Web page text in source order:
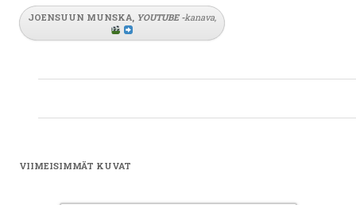
JOENSUUN MUNSKA, YOUTUBE -kanava,
VIIMEISIMMÄT KUVAT